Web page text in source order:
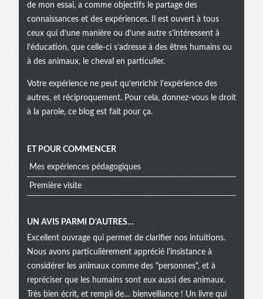
de mon essai, a comme objectifs le partage des
connaissances et des expériences. Il est ouvert à tous
ceux qui d’une manière ou d’une autre s’intéressent à
l’éducation, que celle-ci s’adresse à des êtres humains ou
à des animaux, le cheval en particulier.
Votre expérience ne peut qu’enrichir l’expérience des
autres, et réciproquement. Pour cela, donnez-vous le droit
à la parole, ce blog est fait pour ça.
ET POUR COMMENCER
Mes expériences pédagogiques
Première visite
UN AVIS PARMI D'AUTRES…
Excellent ouvrage qui permet de clarifier nos intuitions.
Nous avons particulièrement apprécié l'insistance à
considérer les animaux comme des "personnes", et à
repréciser que les humains sont eux aussi des animaux.
Très bien écrit, et rempli de… bienveillance ! Un livre qui